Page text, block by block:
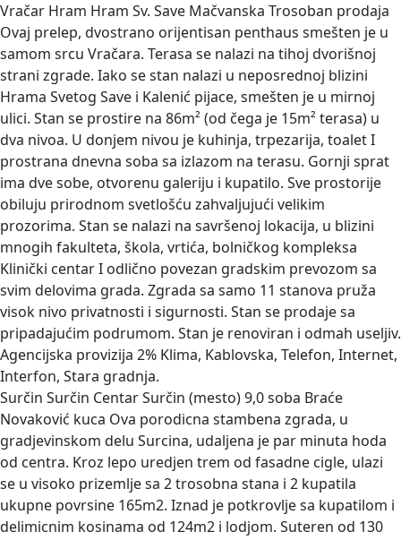
Vračar Hram Hram Sv. Save Mačvanska Trosoban prodaja
Ovaj prelep, dvostrano orijentisan penthaus smešten je u
samom srcu Vračara. Terasa se nalazi na tihoj dvorišnoj
strani zgrade. Iako se stan nalazi u neposrednoj blizini
Hrama Svetog Save i Kalenić pijace, smešten je u mirnoj
ulici. Stan se prostire na 86m² (od čega je 15m² terasa) u
dva nivoa. U donjem nivou je kuhinja, trpezarija, toalet I
prostrana dnevna soba sa izlazom na terasu. Gornji sprat
ima dve sobe, otvorenu galeriju i kupatilo. Sve prostorije
obiluju prirodnom svetlošću zahvaljujući velikim
prozorima. Stan se nalazi na savršenoj lokacija, u blizini
mnogih fakulteta, škola, vrtića, bolničkog kompleksa
Klinički centar I odlično povezan gradskim prevozom sa
svim delovima grada. Zgrada sa samo 11 stanova pruža
visok nivo privatnosti i sigurnosti. Stan se prodaje sa
pripadajućim podrumom. Stan je renoviran i odmah useljiv.
Agencijska provizija 2% Klima, Kablovska, Telefon, Internet,
Interfon, Stara gradnja.
Surčin Surčin Centar Surčin (mesto) 9,0 soba Braće
Novaković kuca Ova porodicna stambena zgrada, u
gradjevinskom delu Surcina, udaljena je par minuta hoda
od centra. Kroz lepo uredjen trem od fasadne cigle, ulazi
se u visoko prizemlje sa 2 trosobna stana i 2 kupatila
ukupne povrsine 165m2. Iznad je potkrovlje sa kupatilom i
delimicnim kosinama od 124m2 i lodjom. Suteren od 130